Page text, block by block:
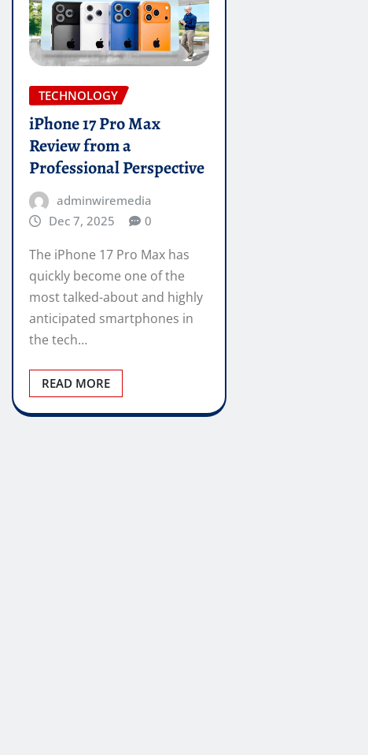
TECHNOLOGY
iPhone 17 Pro Max
Review from a
Professional Perspective
adminwiremedia
Dec 7, 2025
0
The iPhone 17 Pro Max has
quickly become one of the
most talked-about and highly
anticipated smartphones in
the tech…
READ MORE